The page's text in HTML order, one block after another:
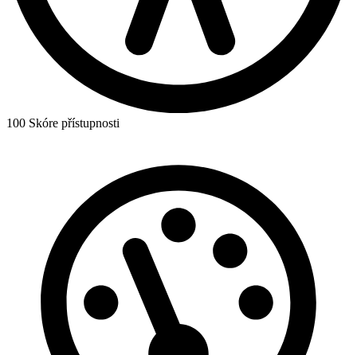
100 Skóre přístupnosti